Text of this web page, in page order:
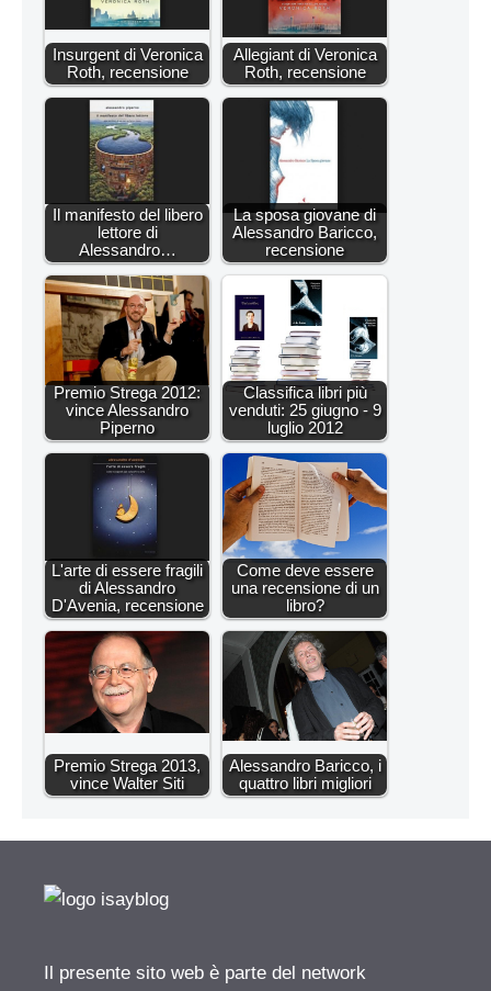
Insurgent di Veronica
Roth, recensione
Allegiant di Veronica
Roth, recensione
Il manifesto del libero
lettore di
Alessandro…
La sposa giovane di
Alessandro Baricco,
recensione
Premio Strega 2012:
vince Alessandro
Piperno
Classifica libri più
venduti: 25 giugno - 9
luglio 2012
L'arte di essere fragili
di Alessandro
D'Avenia, recensione
Come deve essere
una recensione di un
libro?
Premio Strega 2013,
vince Walter Siti
Alessandro Baricco, i
quattro libri migliori
Il presente sito web è parte del network